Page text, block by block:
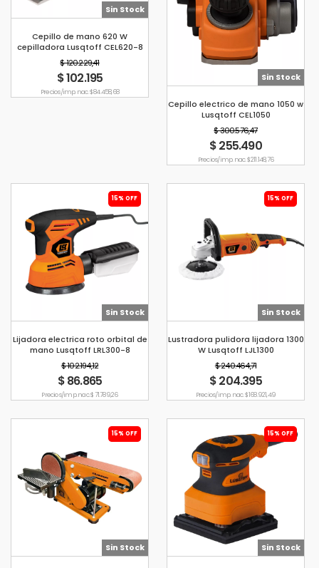
Sin Stock
Cepillo de mano 620 W
cepilladora Lusqtoff CEL620-8
$ 120.229,41
$ 102.195
Precio s/imp. nac. $ 84.458,68
Sin Stock
Cepillo electrico de mano 1050 w
Lusqtoff CEL1050
$ 300.576,47
$ 255.490
Precio s/imp. nac. $ 211.148,76
15% OFF
Sin Stock
Lijadora electrica roto orbital de
mano Lusqtoff LRL300-8
$ 102.194,12
$ 86.865
Precio s/imp. nac. $ 71.789,26
15% OFF
Sin Stock
Lustradora pulidora lijadora 1300
W Lusqtoff LJL1300
$ 240.464,71
$ 204.395
Precio s/imp. nac. $ 168.921,49
15% OFF
Sin Stock
15% OFF
Sin Stock